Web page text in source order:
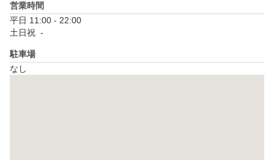
営業時間
平日 11:00 - 22:00
土日祝  -
駐車場
なし